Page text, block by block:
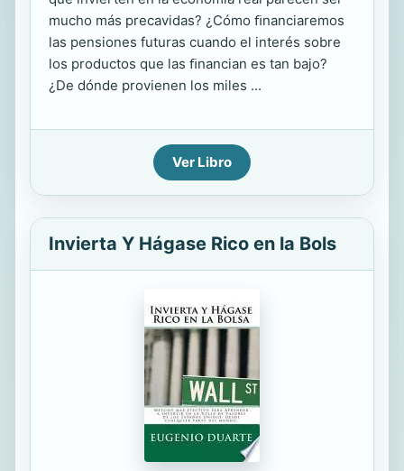
mucho más precavidas? ¿Cómo ﬁnanciaremos
las pensiones futuras cuando el interés sobre
los productos que las ﬁnancian es tan bajo?
¿De dónde provienen los miles ...
Ver Libro
Invierta Y Hágase Rico en la Bols